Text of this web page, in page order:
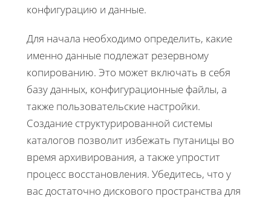
конфигурацию и данные.
Для начала необходимо определить, какие
именно данные подлежат резервному
копированию. Это может включать в себя
базу данных, конфигурационные файлы, а
также пользовательские настройки.
Создание структурированной системы
каталогов позволит избежать путаницы во
время архивирования, а также упростит
процесс восстановления. Убедитесь, что у
вас достаточно дискового пространства для